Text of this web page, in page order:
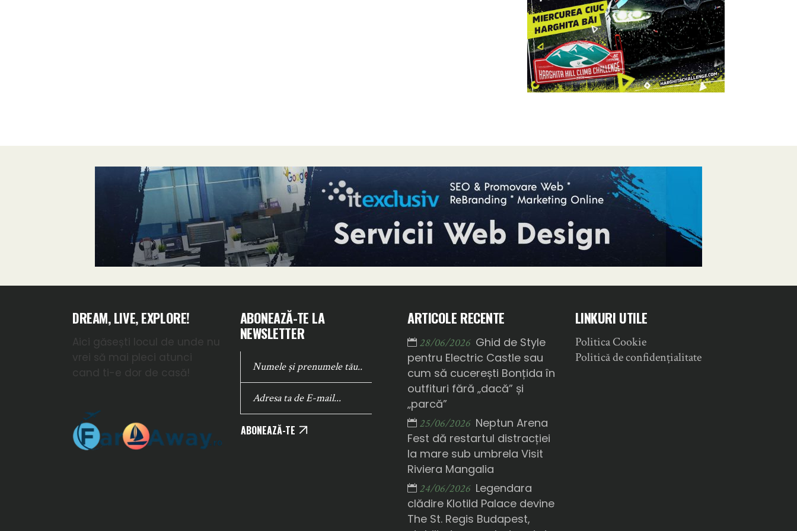
DREAM, LIVE, EXPLORE!
Aici găsești locul de unde nu
vrei să mai pleci atunci
cand ti-e dor de casă!
ABONEAZĂ-TE LA
NEWSLETTER
ABONEAZĂ-TE
ARTICOLE RECENTE
28/06/2026 Ghid de Style
pentru Electric Castle sau
cum să cucerești Bonțida în
outfituri fără „dacă” și
„parcă”
25/06/2026 Neptun Arena
Fest dă restartul distracției
la mare sub umbrela Visit
Riviera Mangalia
24/06/2026 Legendara
clădire Klotild Palace devine
The St. Regis Budapest,
LINKURI UTILE
Politica Cookie
Politică de confidențialitate